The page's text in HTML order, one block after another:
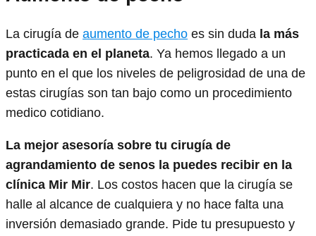
La cirugía de aumento de pecho es sin duda la más
practicada en el planeta. Ya hemos llegado a un
punto en el que los niveles de peligrosidad de una de
estas cirugías son tan bajo como un procedimiento
medico cotidiano.
La mejor asesoría sobre tu cirugía de
agrandamiento de senos la puedes recibir en la
clínica Mir Mir. Los costos hacen que la cirugía se
halle al alcance de cualquiera y no hace falta una
inversión demasiado grande. Pide tu presupuesto y